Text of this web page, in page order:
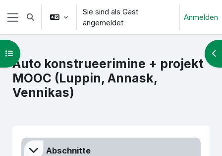
Zum Hauptinhalt
Website-Übersicht
Sucheingabe umschalten
Sie sind als Gast
angemeldet
Anmelden
Auto konstrueerimine + projekt
MOOC (Luppin, Annask,
Vennikas)
Kursindex öffnen
Abschnittsübersicht
Abschnitte